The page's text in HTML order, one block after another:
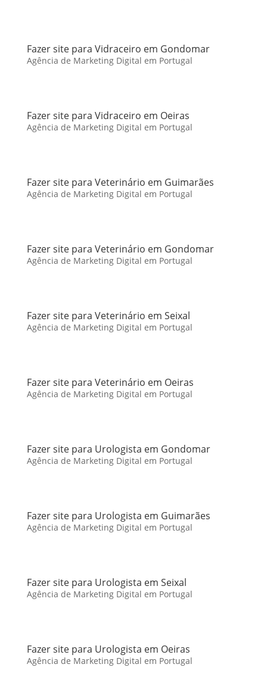
Fazer site para Vidraceiro em Gondomar
Agência de Marketing Digital em Portugal
Fazer site para Vidraceiro em Oeiras
Agência de Marketing Digital em Portugal
Fazer site para Veterinário em Guimarães
Agência de Marketing Digital em Portugal
Fazer site para Veterinário em Gondomar
Agência de Marketing Digital em Portugal
Fazer site para Veterinário em Seixal
Agência de Marketing Digital em Portugal
Fazer site para Veterinário em Oeiras
Agência de Marketing Digital em Portugal
Fazer site para Urologista em Gondomar
Agência de Marketing Digital em Portugal
Fazer site para Urologista em Guimarães
Agência de Marketing Digital em Portugal
Fazer site para Urologista em Seixal
Agência de Marketing Digital em Portugal
Fazer site para Urologista em Oeiras
Agência de Marketing Digital em Portugal